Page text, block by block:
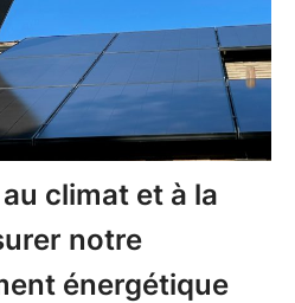
climat et à la
notre
énergétique